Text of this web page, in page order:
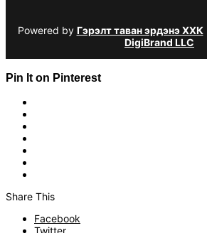
Powered by Гэрэлт таван эрдэнэ ХХК
DigiBrand LLC
Pin It on Pinterest
Share This
Facebook